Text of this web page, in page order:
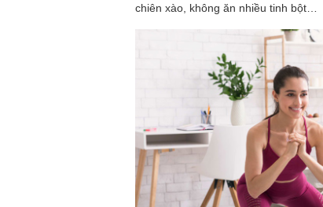
chiên xào, không ăn nhiều tinh bột…